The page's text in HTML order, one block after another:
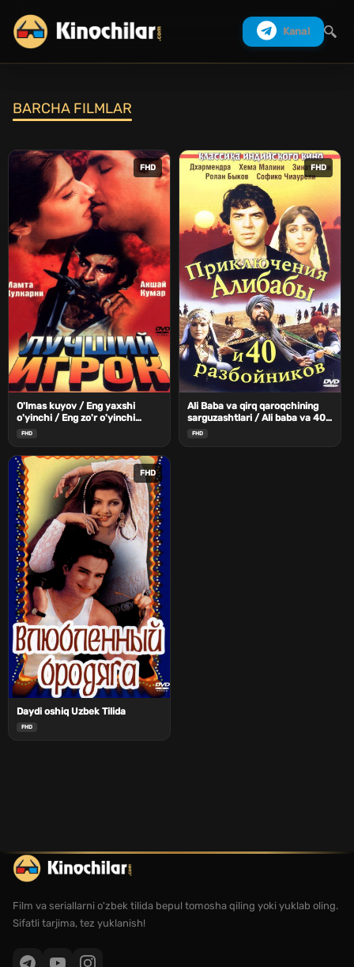
Kanal
BARCHA FILMLAR
FHD
O'lmas kuyov / Eng yaxshi
o'yinchi / Eng zo'r o'yinchi
Uzbek Tilida
FHD
FHD
Ali Baba va qirq qaroqchining
sarguzashtlari / Ali baba va 40
qaroqchi Uzbek Tilida
FHD
FHD
Daydi oshiq Uzbek Tilida
FHD
Film va seriallarni o'zbek tilida bepul tomosha qiling yoki yuklab oling.
Sifatli tarjima, tez yuklanish!